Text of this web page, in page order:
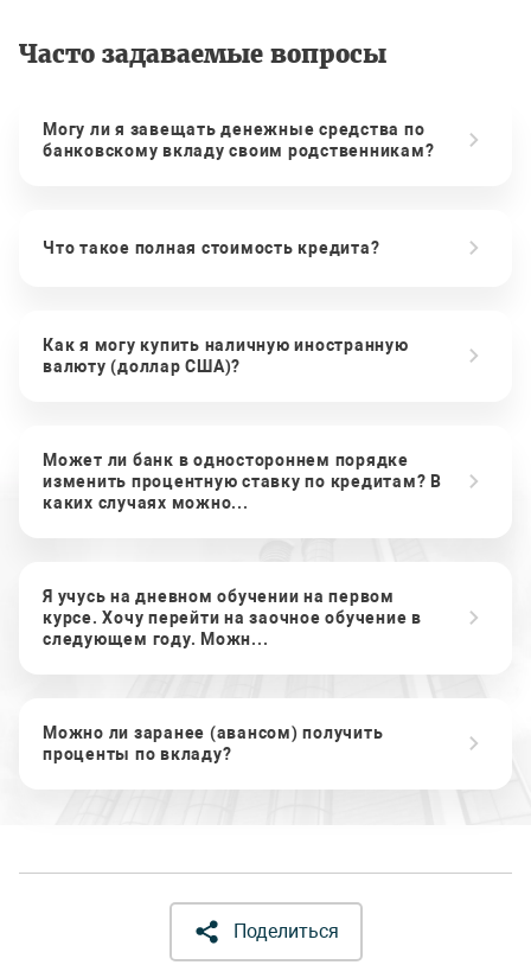
Часто задаваемые вопросы
Могу ли я завещать денежные средства по
банковскому вкладу своим родственникам?
Что такое полная стоимость кредита?
Как я могу купить наличную иностранную
валюту (доллар США)?
Может ли банк в одностороннем порядке
изменить процентную ставку по кредитам? В
каких случаях можно...
Я учусь на дневном обучении на первом
курсе. Хочу перейти на заочное обучение в
следующем году. Можн...
Можно ли заранее (авансом) получить
проценты по вкладу?
Поделиться